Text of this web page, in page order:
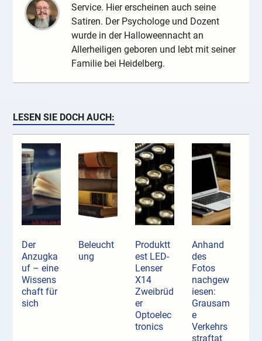
Service. Hier erscheinen auch seine
Satiren. Der Psychologe und Dozent
wurde in der Halloweennacht an
Allerheiligen geboren und lebt mit seiner
Familie bei Heidelberg.
LESEN SIE DOCH AUCH:
Der
Anzugka
uf ­– eine
Wissens
chaft für
sich
Beleucht
ung
Produktt
est LED-
Lenser
X14
Zweibrüd
er
Optoelec
tronics
Anhand
des
Fotos
nachgew
iesen:
Grausam
e
Verkehrs
straftat